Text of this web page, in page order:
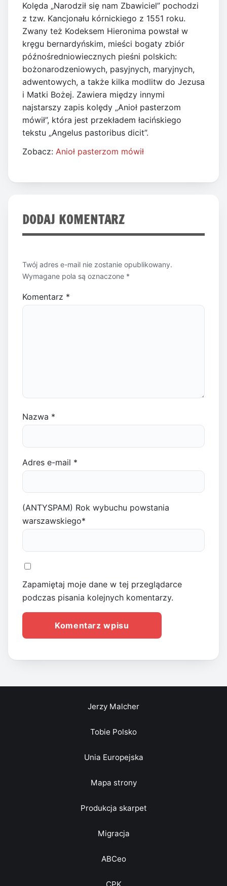
Kolęda „Narodził się nam Zbawiciel” pochodzi
z tzw. Kancjonału kórnickiego z 1551 roku.
Zwany też Kodeksem Hieronima powstał w
kręgu bernardyńskim, mieści bogaty zbiór
późnośredniowiecznych pieśni polskich:
bożonarodzeniowych, pasyjnych, maryjnych,
adwentowych, a także kilka modlitw do Jezusa
i Matki Bożej. Zawiera między innymi
najstarszy zapis kolędy „Anioł pasterzom
mówił”, która jest przekładem łacińskiego
tekstu „Angelus pastoribus dicit”.
Zobacz: Anioł pasterzom mówił
DODAJ KOMENTARZ
Twój adres e-mail nie zostanie opublikowany.
Wymagane pola są oznaczone *
Komentarz *
Nazwa *
Adres e-mail *
(ANTYSPAM) Rok wybuchu powstania
warszawskiego*
Zapamiętaj moje dane w tej przeglądarce
podczas pisania kolejnych komentarzy.
Jerzy Malcher
Tobie Polsko
Unia Europejska
Mapa strony
Produkcja skarpet
Migracja
ABCeo
CPK